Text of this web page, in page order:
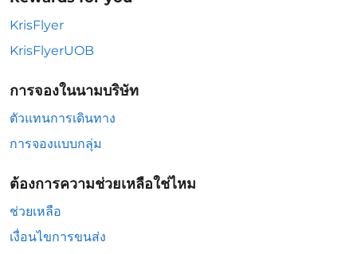
KrisFlyer
KrisFlyerUOB
การจองในนามบริษัท
ตัวแทนการเดินทาง
การจองแบบกลุ่ม
ต้องการความช่วยเหลือใช่ไหม
ช่วยเหลือ
เงื่อนไขการขนส่ง